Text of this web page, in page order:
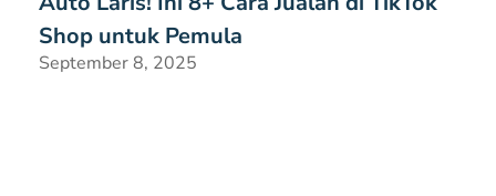
Shop untuk Pemula
September 8, 2025